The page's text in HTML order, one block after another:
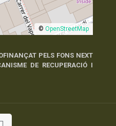
© OpenStreetMap
PELS FONS NEXT
DE RECUPERACIÓ I